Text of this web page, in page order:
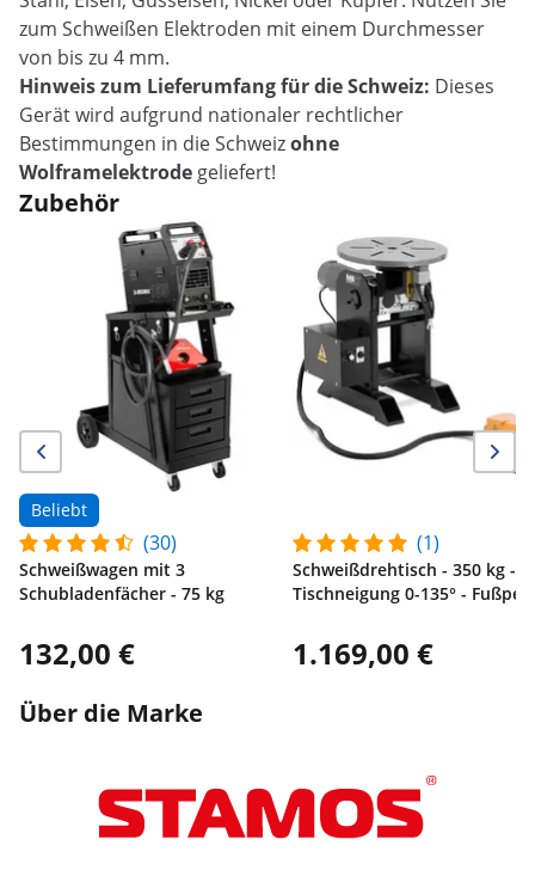
zum Schweißen Elektroden mit einem Durchmesser
von bis zu 4 mm.
Hinweis zum Lieferumfang für die Schweiz: Dieses
Gerät wird aufgrund nationaler rechtlicher
Bestimmungen in die Schweizohne
Wolframelektrode geliefert!
Zubehör
Beliebt
(30)
Schweißwagen mit 3
Schubladenfächer - 75 kg
132,00 €
(1)
Schweißdrehtisch - 350 kg -
Tischneigung 0-135° -
1.169,00 €
Über die Marke